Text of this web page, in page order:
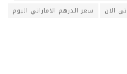
الان
سعر الدرهم الاماراتي اليوم